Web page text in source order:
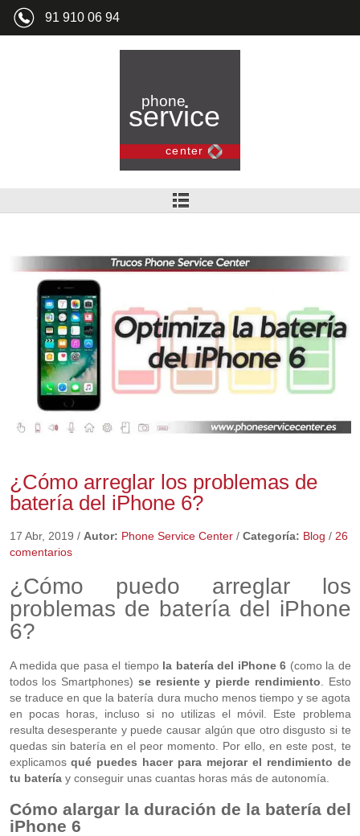
91 910 06 94
¿Cómo arreglar los problemas de
batería del iPhone 6?
17 Abr, 2019 / Autor: Phone Service Center/ Categoría: Blog / 26
comentarios
¿Cómo puedo arreglar los
problemas de batería del iPhone
6?
A medida que pasa el tiempo la batería del iPhone 6 (como la de
todos los Smartphones) se resiente y pierde rendimiento. Esto
se traduce en que la batería dura mucho menos tiempo y se agota
en pocas horas, incluso si no utilizas el móvil. Este problema
resulta desesperante y puede causar algún que otro disgusto si te
quedas sin batería en el peor momento. Por ello, en este post, te
explicamosqué puedes hacer para mejorar el rendimiento de
tu bateríay conseguir unas cuantas horas más de autonomía.
Cómo alargar la duración de la batería del
iPhone 6